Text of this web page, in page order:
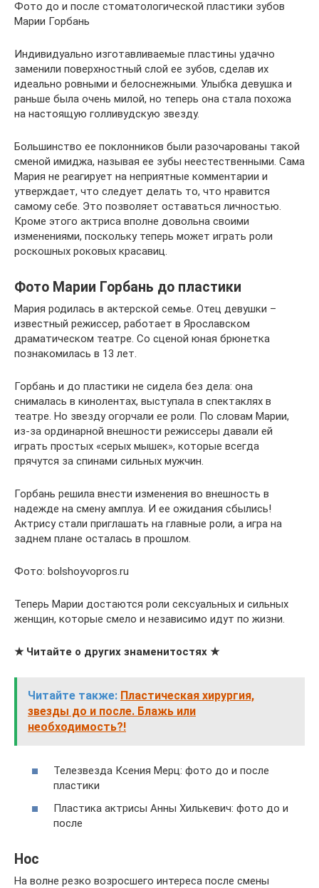
Фото до и после стоматологической пластики зубов
Марии Горбань
Индивидуально изготавливаемые пластины удачно
заменили поверхностный слой ее зубов, сделав их
идеально ровными и белоснежными. Улыбка девушка и
раньше была очень милой, но теперь она стала похожа
на настоящую голливудскую звезду.
Большинство ее поклонников были разочарованы такой
сменой имиджа, называя ее зубы неестественными. Сама
Мария не реагирует на неприятные комментарии и
утверждает, что следует делать то, что нравится
самому себе. Это позволяет оставаться личностью.
Кроме этого актриса вполне довольна своими
изменениями, поскольку теперь может играть роли
роскошных роковых красавиц.
Фото Марии Горбань до пластики
Мария родилась в актерской семье. Отец девушки –
известный режиссер, работает в Ярославском
драматическом театре. Со сценой юная брюнетка
познакомилась в 13 лет.
Горбань и до пластики не сидела без дела: она
снималась в кинолентах, выступала в спектаклях в
театре. Но звезду огорчали ее роли. По словам Марии,
из-за ординарной внешности режиссеры давали ей
играть простых «серых мышек», которые всегда
прячутся за спинами сильных мужчин.
Горбань решила внести изменения во внешность в
надежде на смену амплуа. И ее ожидания сбылись!
Актрису стали приглашать на главные роли, а игра на
заднем плане осталась в прошлом.
Фото: bolshoyvopros.ru
Теперь Марии достаются роли сексуальных и сильных
женщин, которые смело и независимо идут по жизни.
★ Читайте о других знаменитостях ★
Читайте также: Пластическая хирургия,
звезды до и после. Блажь или
необходимость?!
Телезвезда Ксения Мерц: фото до и после
пластики
Пластика актрисы Анны Хилькевич: фото до и
после
Нос
На волне резко возросшего интереса после смены